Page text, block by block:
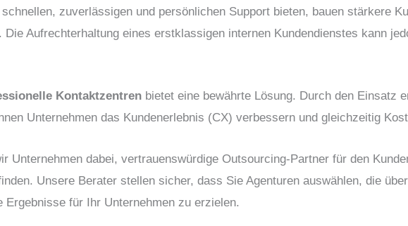
zuverlässigen und persönlichen Support bieten, bauen stärkere
Aufrechterhaltung eines erstklassigen internen Kundendienstes kann
Kontaktzentren bietet eine bewährte Lösung. Durch den Einsatz
Unternehmen das Kundenerlebnis (CX) verbessern und gleichzeitig
Unternehmen dabei, vertrauenswürdige Outsourcing-Partner für den
Unsere Berater stellen sicher, dass Sie Agenturen auswählen, die
für Ihr Unternehmen zu erzielen.